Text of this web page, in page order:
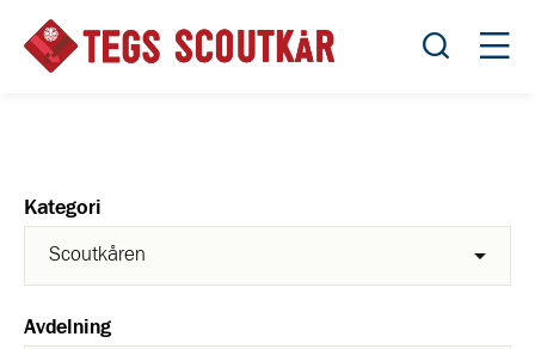
Öppna
Kategori
Avdelning